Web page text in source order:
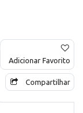
Adicionar Favorito
Compartilhar